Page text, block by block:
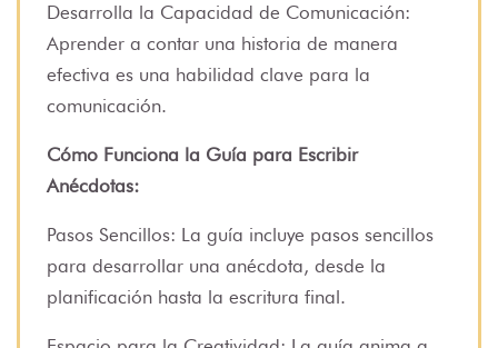
Desarrolla la Capacidad de Comunicación:
Aprender a contar una historia de manera
efectiva es una habilidad clave para la
comunicación.
Cómo Funciona la Guía para Escribir
Anécdotas:
Pasos Sencillos: La guía incluye pasos sencillos
para desarrollar una anécdota, desde la
planificación hasta la escritura final.